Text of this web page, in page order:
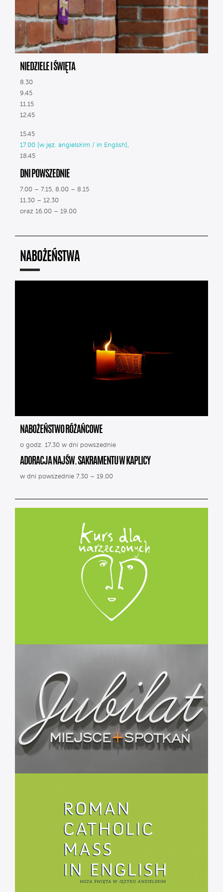
NIEDZIELE I ŚWIĘTA
8.30
9.45
11.15
12.45
15.45
17.00 [w jęz. angielskim / in English] ,
18.45
DNI POWSZEDNIE
7.00 – 7.15, 8.00 – 8.15
11.30 – 12.30
oraz 16.00 – 19.00
NABOŻEŃSTWA
NABOŻEŃSTWO RÓŻAŃCOWE
o godz. 17.30 w dni powszednie
ADORACJA NAJŚW. SAKRAMENTU W KAPLICY
w dni powszednie 7.30 – 19.00